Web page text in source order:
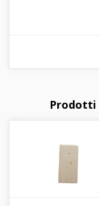
Prodotti